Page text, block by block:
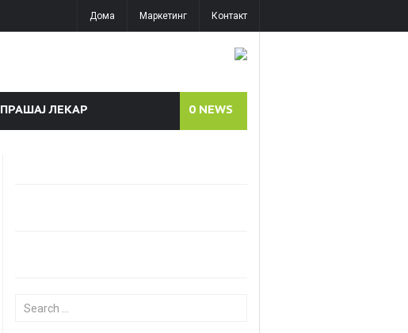
Дома Маркетинг Контакт
ПРАШАЈ ЛЕКАР 0 NEWS
Search for: